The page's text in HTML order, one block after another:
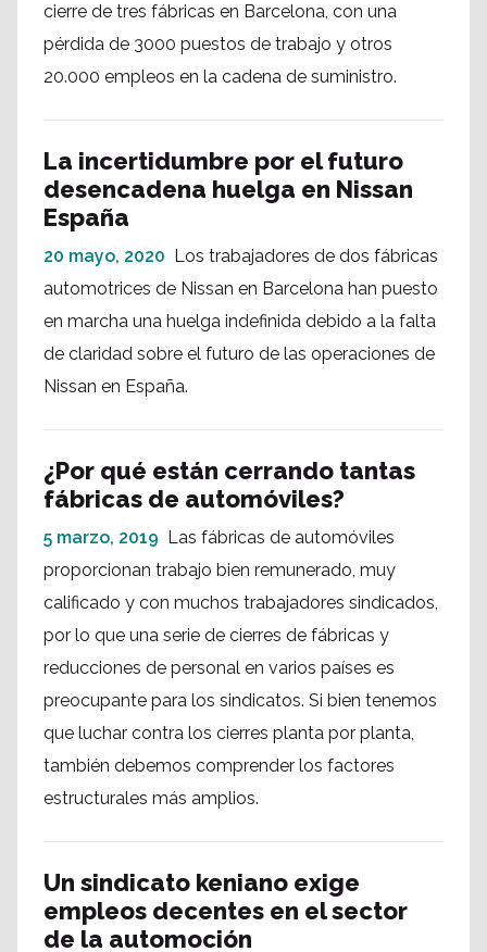
cierre de tres fábricas en Barcelona, con una
pérdida de 3000 puestos de trabajo y otros
20.000 empleos en la cadena de suministro.
La incertidumbre por el futuro
desencadena huelga en Nissan
España
20 mayo, 2020 Los trabajadores de dos fábricas
automotrices de Nissan en Barcelona han puesto
en marcha una huelga indefinida debido a la falta
de claridad sobre el futuro de las operaciones de
Nissan en España.
¿Por qué están cerrando tantas
fábricas de automóviles?
5 marzo, 2019 Las fábricas de automóviles
proporcionan trabajo bien remunerado, muy
calificado y con muchos trabajadores sindicados,
por lo que una serie de cierres de fábricas y
reducciones de personal en varios países es
preocupante para los sindicatos. Si bien tenemos
que luchar contra los cierres planta por planta,
también debemos comprender los factores
estructurales más amplios.
Un sindicato keniano exige
empleos decentes en el sector
de la automoción